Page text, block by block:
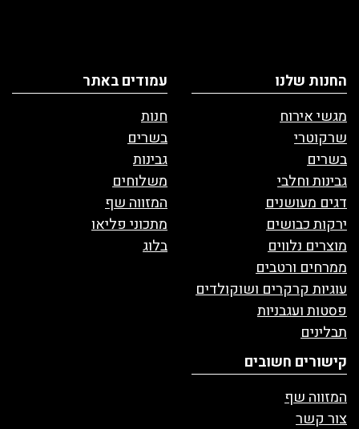
החנות שלנו
מגשי אירוח
שרקוטרי
בשרים
גבינות וחלבי
דגים מעושנים
ירקות כבושים
מוצרים נלווים
ממרחים ורטבים
עוגיות קרקרים ושוקולדים
פסטות ועגבניות
תבלינים
עמודים באתר
חנות
בשרים
גבינות
משלוחים
המזווה שף
מתכוני פליאו
בלוג
קישורים חשובים
המזווה שף
צור קשר